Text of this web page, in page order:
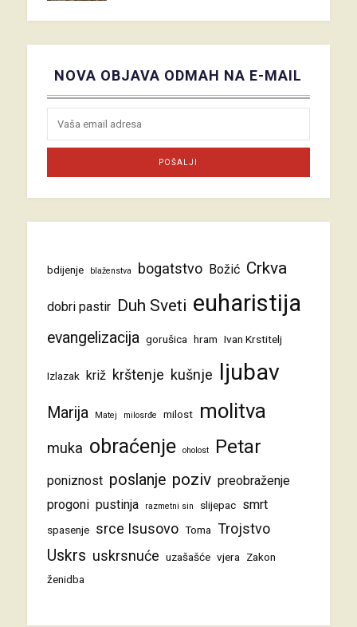
NOVA OBJAVA ODMAH NA E-MAIL
bdijenje blaženstva bogatstvo Božić Crkva
dobri pastir Duh Sveti euharistija
evangelizacija gorušica hram Ivan Krstitelj
Izlazak križ krštenje kušnje ljubav
Marija Matej milosrđe milost molitva
muka obraćenje oholost Petar
poniznost poslanje poziv preobraženje
progoni pustinja razmetni sin slijepac smrt
spasenje srce Isusovo Toma Trojstvo
Uskrs uskrsnuće uzašašće vjera
Zakon
ženidba